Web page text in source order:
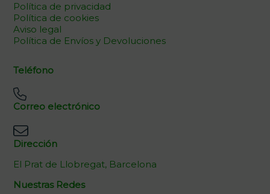
Política de privacidad
Política de cookies
Aviso legal
Política de Envíos y Devoluciones
Teléfono
Correo electrónico
Dirección
El Prat de Llobregat, Barcelona
Nuestras Redes